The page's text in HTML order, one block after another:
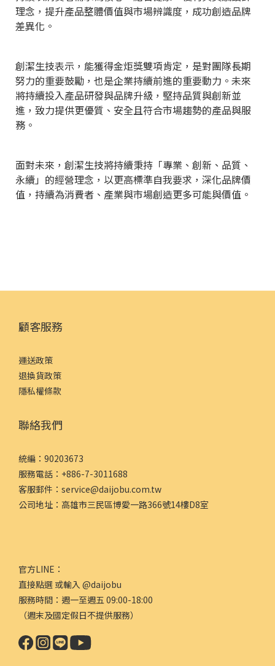
理念，提升產品整體價值與市場辨識度，成功創造品牌
差異化。
創潔生技表示，能獲得金炬獎雙項肯定，是對團隊長期
努力的重要鼓勵，也是企業持續前進的重要動力。未來
將持續投入產品研發與品牌升級，堅持品質與創新並
進，致力提供更優質、安全且符合市場趨勢的產品與服
務。
面對未來，創潔生技將持續秉持「專業、創新、品質、
永續」的經營理念，以更高標準自我要求，深化品牌價
值，持續為消費者、產業與市場創造更多可能與價值。
顧客服務
運送政策
退換貨政策
隱私權條款
聯絡我們
統編：90203673
服務電話：+886-7-3011688
客服郵件：service@daijobu.com.tw
公司地址：高雄市三民區博愛一路366號14樓D8室
官方LINE：
直接點選 或輸入 @daijobu
服務時間：週一至週五 09:00-18:00
（週末及國定假日不提供服務）